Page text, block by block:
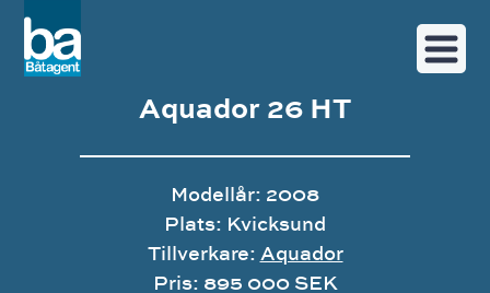
Aquador 26 HT
Modellår: 2008
Plats: Kvicksund
Tillverkare: Aquador
Pris: 895 000 SEK